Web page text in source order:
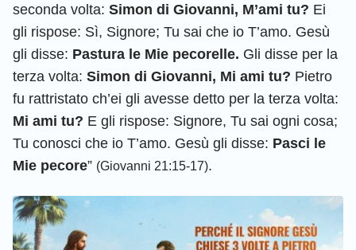
seconda volta: Simon di Giovanni, M’ami tu? Ei
gli rispose: Sì, Signore; Tu sai che io T’amo. Gesù
gli disse: Pastura le Mie pecorelle. Gli disse per la
terza volta: Simon di Giovanni, Mi ami tu? Pietro
fu rattristato ch’ei gli avesse detto per la terza volta:
Mi ami tu? E gli rispose: Signore, Tu sai ogni cosa;
Tu conosci che io T’amo. Gesù gli disse: Pasci le
Mie pecore” (Giovanni 21:15-17).